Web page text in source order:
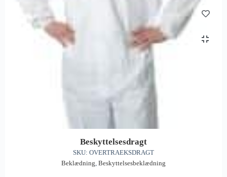
Beskyttelsesdragt
SKU: OVERTRAEKSDRAGT
Beklædning, Beskyttelsesbeklædning